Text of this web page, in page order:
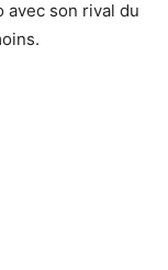
avec son rival du